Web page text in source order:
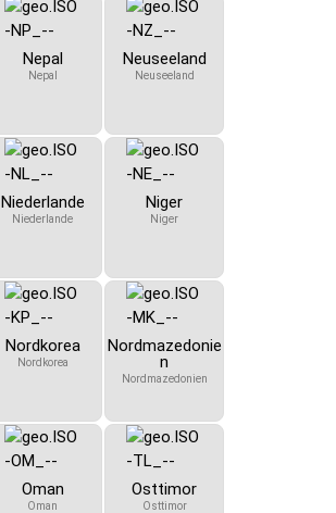
Nepal
Nepal
Neuseeland
Neuseeland
Niederlande
Niederlande
Niger
Niger
Nordkorea
Nordkorea
Nordmazedonie
n
Nordmazedonien
Oman
Oman
Osttimor
Osttimor